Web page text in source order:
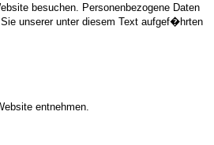
besuchen. Personenbezogene Daten
unserer unter diesem Text aufgef�hrten
entnehmen.